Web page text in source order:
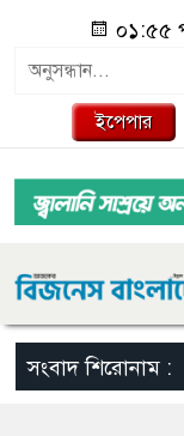
০১:৫৫
ইপেপার
সংবাদ শিরোনাম :
এমন